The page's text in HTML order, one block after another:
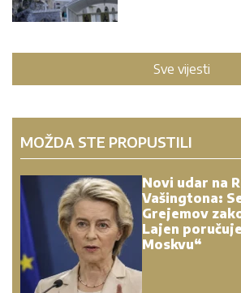
Sve vijesti
MOŽDA STE PROPUSTILI
Novi udar na
Vašingtona:
Grejemov
Lajen
Moskvu“